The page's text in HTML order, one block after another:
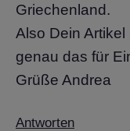
Griechenland.
Also Dein
genau das für
Grüße Andrea
Antworten